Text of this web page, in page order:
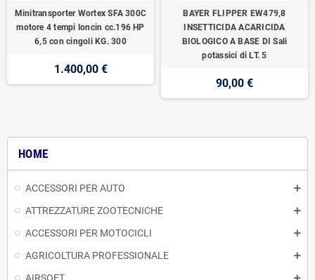
HOME
ACCESSORI PER AUTO
ATTREZZATURE ZOOTECNICHE
ACCESSORI PER MOTOCICLI
AGRICOLTURA PROFESSIONALE
Minitransporter Wortex SFA 300C
motore 4 tempi loncin cc.196 HP
6,5 con cingoli KG. 300
1.400,00 €
BAYER FLIPPER EW479,8
INSETTICIDA ACARICIDA
BIOLOGICO A BASE DI Sali
potassici di LT. 5
90,00 €